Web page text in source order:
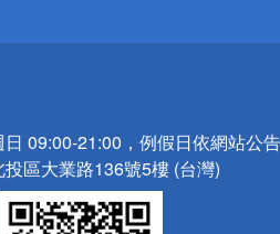
09:00-21:00，例假日依網站公
投區大業路136號5樓 (台灣)